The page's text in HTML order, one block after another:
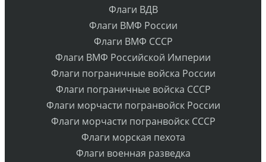
Флаги ВДВ
Флаги ВМФ России
Флаги ВМФ СССР
Флаги ВМФ Российской Империи
Флаги пограничные войска России
Флаги пограничные войска СССР
Флаги морчасти погранвойск России
Флаги морчасти погранвойск СССР
Флаги морская пехота
Флаги военная разведка